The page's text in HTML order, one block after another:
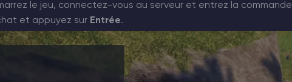
le jeu, connectez-vous au serveur et entrez la commande
et appuyez sur Entrée.